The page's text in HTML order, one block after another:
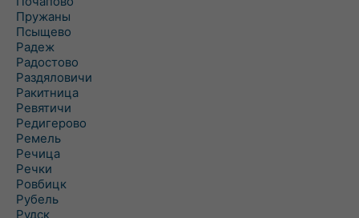
Пружаны
Псыщево
Радеж
Радостово
Раздяловичи
Ракитница
Ревятичи
Редигерово
Ремель
Речица
Речки
Ровбицк
Рубель
Рудск